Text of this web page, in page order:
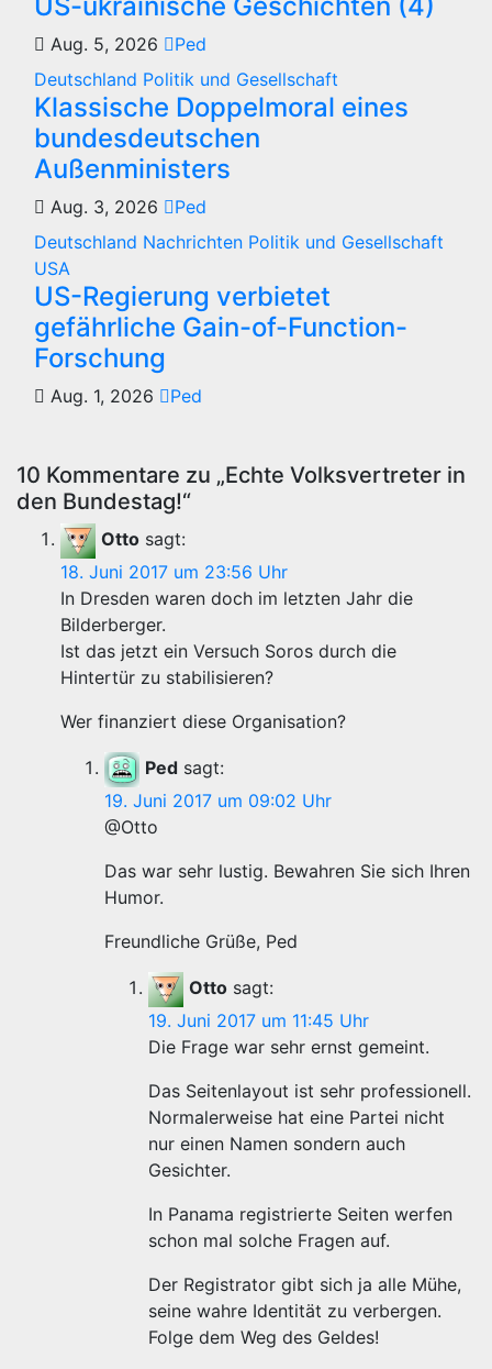
Aug. 5, 2026
Ped
Deutschland Politik und Gesellschaft
Klassische Doppelmoral eines
bundesdeutschen
Außenministers
Aug. 3, 2026
Ped
Deutschland Nachrichten Politik und Gesellschaft
USA
US-Regierung verbietet
gefährliche Gain-of-Function-
Forschung
Aug. 1, 2026 Ped
10 Kommentare zu „Echte Volksvertreter in
den Bundestag!“
Otto sagt:
18. Juni 2017 um 23:56 Uhr
In Dresden waren doch im letzten Jahr die
Bilderberger.
Ist das jetzt ein Versuch Soros durch die
Hintertür zu stabilisieren?
Wer finanziert diese Organisation?
Ped sagt:
19. Juni 2017 um 09:02 Uhr
@Otto
Das war sehr lustig. Bewahren Sie sich Ihren
Humor.
Freundliche Grüße, Ped
Otto sagt:
19. Juni 2017 um 11:45 Uhr
Die Frage war sehr ernst gemeint.
Das Seitenlayout ist sehr professionell.
Normalerweise hat eine Partei nicht
nur einen Namen sondern auch
Gesichter.
In Panama registrierte Seiten werfen
schon mal solche Fragen auf.
Der Registrator gibt sich ja alle Mühe,
seine wahre Identität zu verbergen.
Folge dem Weg des Geldes!